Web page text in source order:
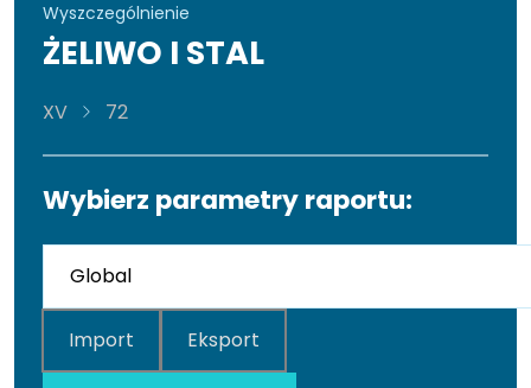
Wyszczególnienie
ŻELIWO I STAL
XV 72
Wybierz parametry raportu:
Import Eksport